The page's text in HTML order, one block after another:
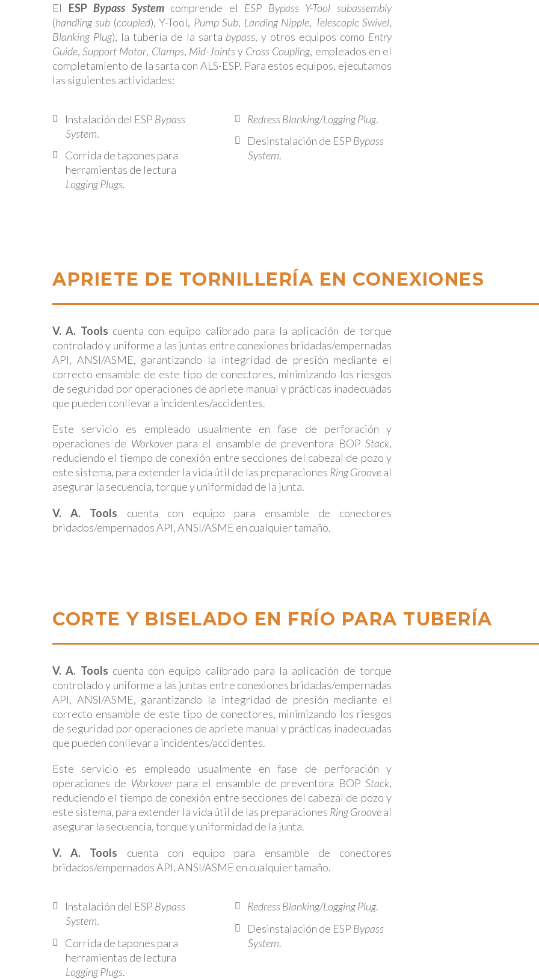
El ESPBypass Systemcomprende el ESP Bypass Y-Tool subassembly
(handling sub (coupled), Y-Tool, Pump Sub, Landing Nipple, Telescopic Swivel,
Blanking Plug), la tubería de la sarta bypass, y otros equipos como Entry
Guide,Support Motor, Clamps, Mid-Jointsy Cross Coupling, empleados en el
completamiento de la sarta con ALS-ESP. Para estos equipos, ejecutamos
las siguientes actividades:
Instalación del ESP Bypass
System.
Corrida de tapones para
herramientas de lectura
Logging Plugs.
Redress Blanking/Logging Plug.
Desinstalación de ESP Bypass
System.
APRIETE DE TORNILLERÍA EN CONEXIONES
V. A. Tools cuenta con equipo calibrado para la aplicación de torque
controlado y uniforme a las juntas entre conexiones bridadas/empernadas
API, ANSI/ASME, garantizando la integridad de presión mediante el
correcto ensamble de este tipo de conectores, minimizando los riesgos
de seguridad por operaciones de apriete manual y prácticas inadecuadas
que pueden conllevar a incidentes/accidentes.
Este servicio es empleado usualmente en fase de perforación y
operaciones de Workoverpara el ensamble de preventora BOPStack,
reduciendo el tiempo de conexión entre secciones del cabezal de pozo y
este sistema, para extender la vida útil de las preparaciones Ring Grooveal
asegurar la secuencia, torque y uniformidad de la junta.
V. A. Tools cuenta con equipo para ensamble de conectores
bridados/empernados API, ANSI/ASME en cualquier tamaño.
CORTE Y BISELADO EN FRÍO PARA TUBERÍA
V. A. Tools cuenta con equipo calibrado para la aplicación de torque
controlado y uniforme a las juntas entre conexiones bridadas/empernadas
API, ANSI/ASME, garantizando la integridad de presión mediante el
correcto ensamble de este tipo de conectores, minimizando los riesgos
de seguridad por operaciones de apriete manual y prácticas inadecuadas
que pueden conllevar a incidentes/accidentes.
Este servicio es empleado usualmente en fase de perforación y
operaciones de Workoverpara el ensamble de preventora BOPStack,
reduciendo el tiempo de conexión entre secciones del cabezal de pozo y
este sistema, para extender la vida útil de las preparaciones Ring Grooveal
asegurar la secuencia, torque y uniformidad de la junta.
V. A. Tools cuenta con equipo para ensamble de conectores
bridados/empernados API, ANSI/ASME en cualquier tamaño.
Instalación del ESP Bypass
System.
Corrida de tapones para
herramientas de lectura
Logging Plugs.
Redress Blanking/Logging Plug.
Desinstalación de ESP Bypass
System.